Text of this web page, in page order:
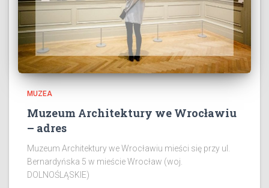
MUZEA
Muzeum Architektury we Wrocławiu
– adres
Muzeum Architektury we Wrocławiu mieści się przy ul.
Bernardyńska 5 w mieście Wrocław (woj.
DOLNOŚLĄSKIE)